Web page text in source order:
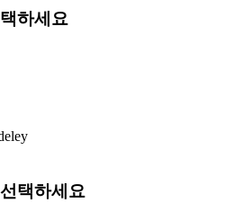
하세요
택하세요